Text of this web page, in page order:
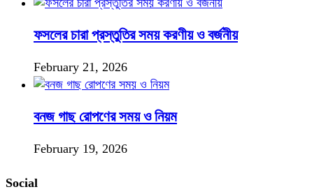
ফসলের চারা প্রস্তুতির সময় করণীয় ও বর্জনীয়
February 21, 2026
বনজ গাছ রোপণের সময় ও নিয়ম
February 19, 2026
Social